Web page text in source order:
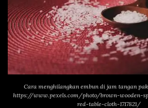
Cara menghilangkan embun di jam tangan
https://www.pexels.com/photo/brown-wooden-
red-table-cloth-1717821/